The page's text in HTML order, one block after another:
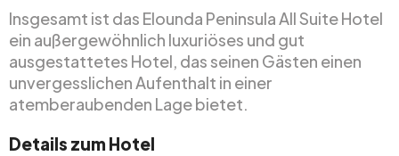
Insgesamt ist das Elounda Peninsula All Suite Hotel
ein außergewöhnlich luxuriöses und gut
ausgestattetes Hotel, das seinen Gästen einen
unvergesslichen Aufenthalt in einer
atemberaubenden Lage bietet.
Details zum Hotel